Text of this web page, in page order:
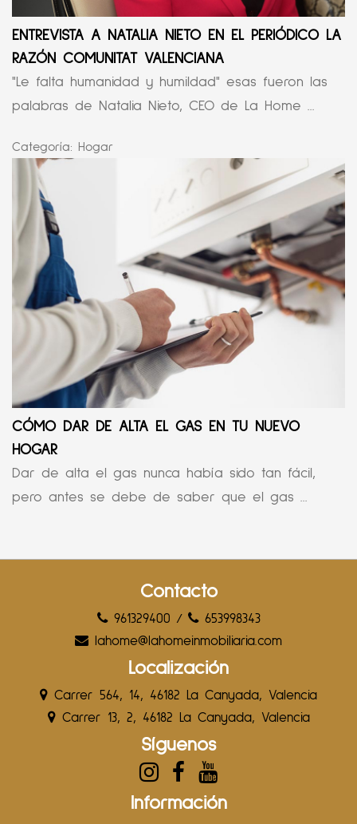
ENTREVISTA A NATALIA NIETO EN EL PERIÓDICO LA
RAZÓN COMUNITAT VALENCIANA
"Le falta humanidad y humildad" esas fueron las
palabras de Natalia Nieto, CEO de La Home ...
Categoría: Hogar
CÓMO DAR DE ALTA EL GAS EN TU NUEVO
HOGAR
Dar de alta el gas nunca había sido tan fácil,
pero antes se debe de saber que el gas ...
Contacto
961329400 /
653998343
lahome@lahomeinmobiliaria.com
Localización
Carrer 564, 14, 46182 La Canyada, Valencia
Carrer 13, 2, 46182 La Canyada, Valencia
Síguenos
Información